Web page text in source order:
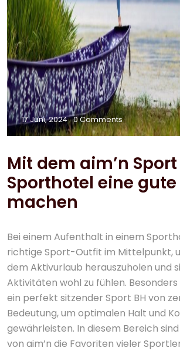
17 Juni, 2024 0 Comments
Mit dem aim’n Sport
Sporthotel eine
machen
Bei einem Aufenthalt in einem
richtige Sport-Outfit im Mittelpunkt,
dem Aktivurlaub herauszuholen und
Aktivitäten wohl zu fühlen.
ein perfekt sitzender Sport BH von
Bedeutung, um optimalen Halt und
gewährleisten. In diesem Bereich
von aim’n die Favoriten vieler